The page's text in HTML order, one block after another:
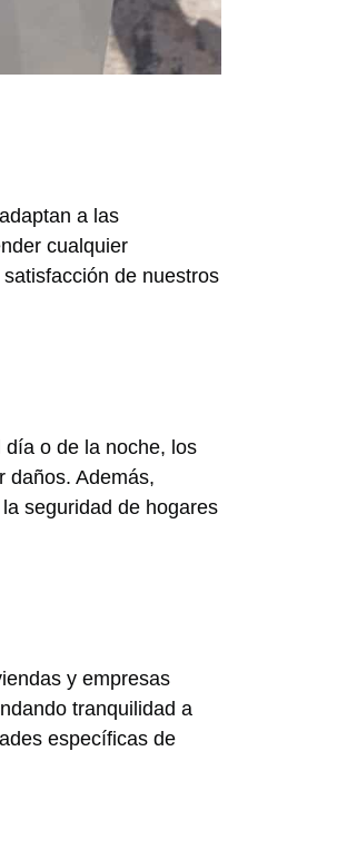
a las
cualquier
de nuestros
o de la noche, los
daños. Además,
seguridad de hogares
y empresas
tranquilidad a
específicas de